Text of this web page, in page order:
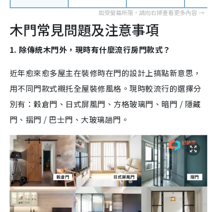
木門常見問題及注意事項
1. 除傳統木門外，現時有什麼流行房門款式？
近年愈來愈多屋主在裝修時在門的設計上搞點新意思，
用不同門款式襯托全屋裝修風格。現時較流行的選擇分
別有：穀倉門、日式屏風門、方格玻璃門、暗門 / 隱藏
門、摺門 / 巴士門、大玻璃趟門。